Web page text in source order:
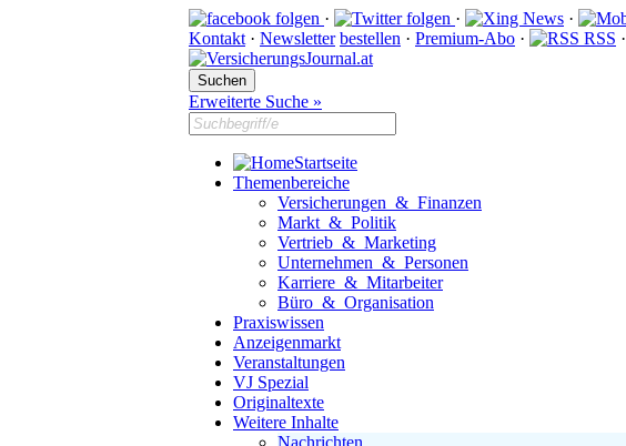
· ·
·
Kontakt · Newsletter bestellen · Premium-Abo · RSS ·
Erweiterte Suche »
Startseite
Themenbereiche
Versicherungen & Finanzen
Markt & Politik
Vertrieb & Marketing
Unternehmen & Personen
Karriere & Mitarbeiter
Büro & Organisation
Praxiswissen
Anzeigenmarkt
Veranstaltungen
VJ Spezial
Originaltexte
Weitere Inhalte
Nachrichten